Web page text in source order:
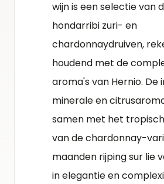
wijn is een selectie van
hondarribi zuri- en
chardonnaydruiven,
houdend met de
aroma's van Hernio. De
minerale en
samen met het
van de chardonnay-
maanden rijping sur lie
in elegantie en